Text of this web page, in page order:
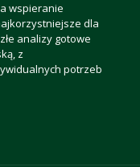
wspieranie
dla
analizy gotowe
z
potrzeb